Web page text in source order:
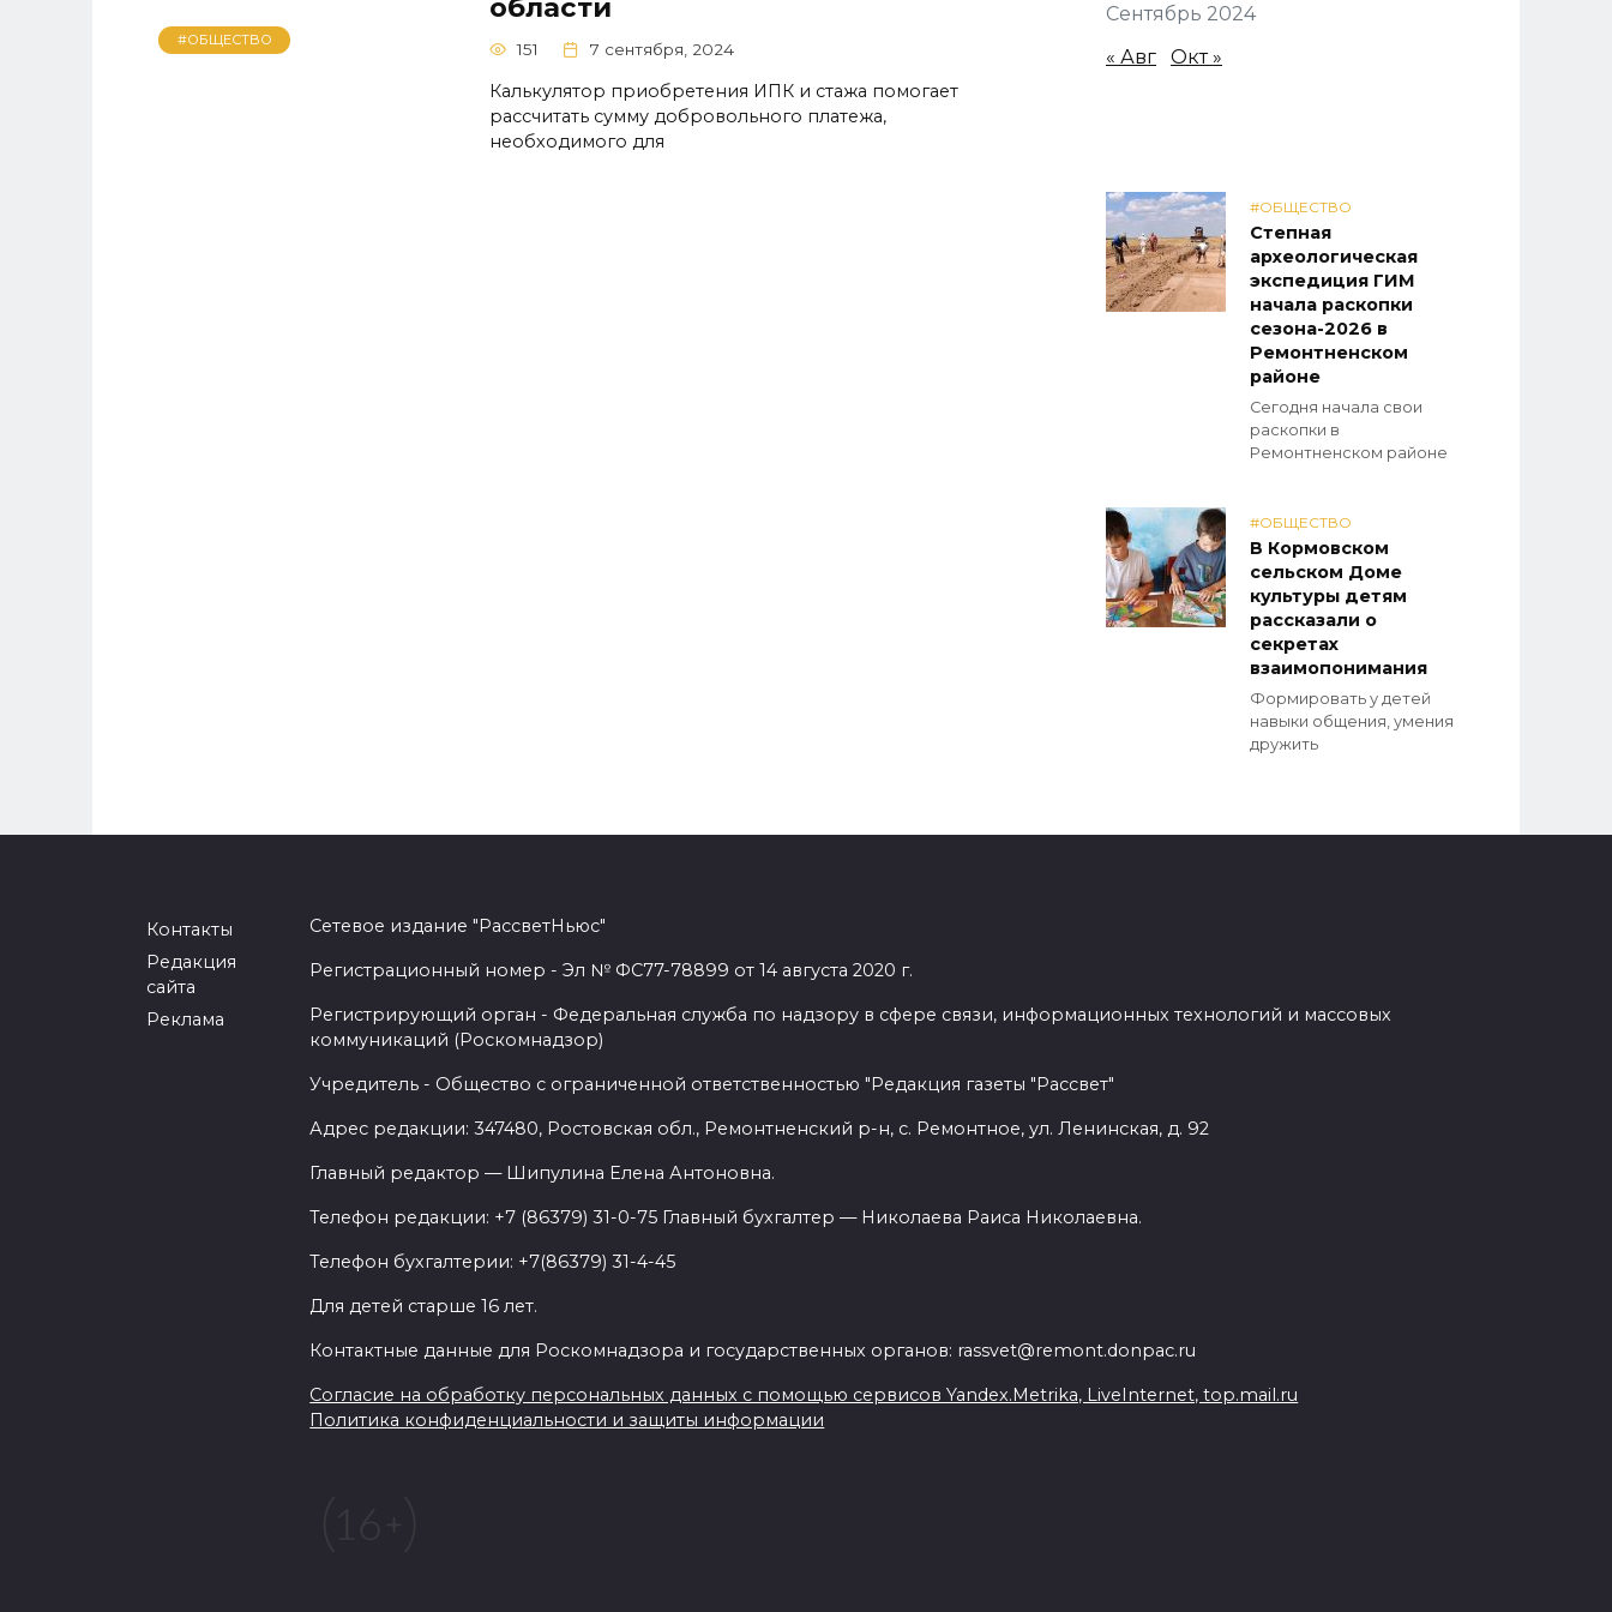
#ОБЩЕСТВО
области
151 7 сентября, 2024
Калькулятор приобретения ИПК и стажа помогает
рассчитать сумму добровольного платежа,
необходимого для
Сентябрь 2024
« Авг Окт »
#ОБЩЕСТВО
Степная
археологическая
экспедиция ГИМ
начала раскопки
сезона-2026 в
Ремонтненском
районе
Сегодня начала свои
раскопки в
Ремонтненском районе
#ОБЩЕСТВО
В Кормовском
сельском Доме
культуры детям
рассказали о
секретах
взаимопонимания
Формировать у детей
навыки общения, умения
дружить
Контакты
Редакция
сайта
Реклама
Сетевое издание "РассветНьюс"
Регистрационный номер - Эл № ФС77-78899 от 14 августа 2020 г.
Регистрирующий орган - Федеральная служба по надзору в сфере связи, информационных технологий и массовых
коммуникаций (Роскомнадзор)
Учредитель - Общество с ограниченной ответственностью "Редакция газеты "Рассвет"
Адрес редакции: 347480, Ростовская обл., Ремонтненский р-н, с. Ремонтное, ул. Ленинская, д. 92
Главный редактор — Шипулина Елена Антоновна.
Телефон редакции: +7 (86379) 31-0-75 Главный бухгалтер — Николаева Раиса Николаевна.
Телефон бухгалтерии: +7(86379) 31-4-45
Для детей старше 16 лет.
Контактные данные для Роскомнадзора и государственных органов: rassvet@remont.donpac.ru
Согласие на обработку персональных данных с помощью сервисов Yandex.Metrika, LiveInternet, top.mail.ru
Политика конфиденциальности и защиты информации